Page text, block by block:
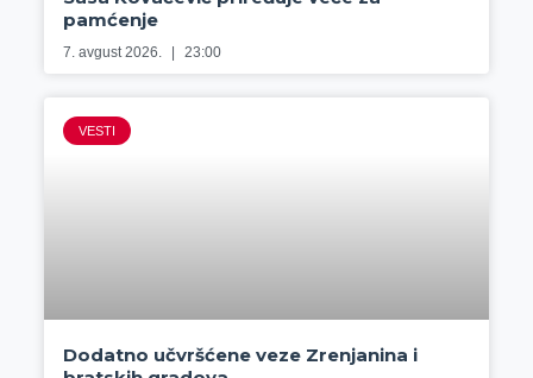
pamćenje
7. avgust 2026. 23:00
VESTI
Dodatno učvršćene veze Zrenjanina i